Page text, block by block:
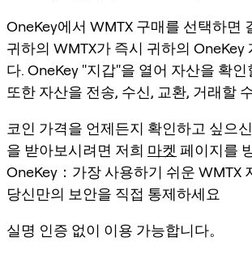
OneKey에서 WMTX 구매를 선택하면
귀하의 WMTX가 즉시 귀하의 OneKey
다. OneKey "지갑"을 열어 자산을 확
또한 자산을 전송, 수신, 교환, 거래할
코인 가격을 언제든지 확인하고 싶으
을 받아보시려면 저희 마켓 페이지를
OneKey：가장 사용하기 쉬운 WMTX
당신만의 보안을 직접 통제하세요
실명 인증 없이 이용 가능합니다。